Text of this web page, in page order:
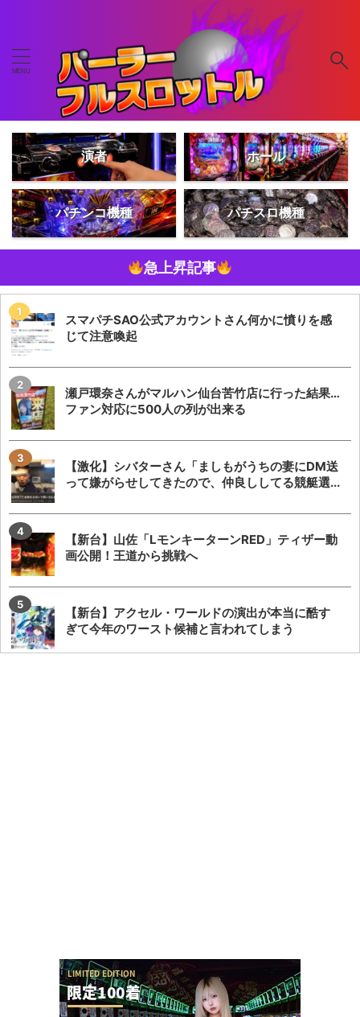
演者 ホール
パチンコ機種 パチスロ機種
急上昇記事
スマパチSAO公式アカウントさん何かに憤りを感
じて注意喚起
瀬戸環奈さんがマルハン仙台苦竹店に行った結果…
ファン対応に500人の列が出来る
【激化】シバターさん「ましもがうちの妻にDM送
って嫌がらせしてきたので、仲良ししてる競艇選...
【新台】山佐「LモンキーターンRED」ティザー動
画公開！王道から挑戦へ
【新台】アクセル・ワールドの演出が本当に酷す
ぎて今年のワースト候補と言われてしまう
【神対応】パチ屋来店イベント時に声優神谷明さ
んに個別サインをお願いした結果…